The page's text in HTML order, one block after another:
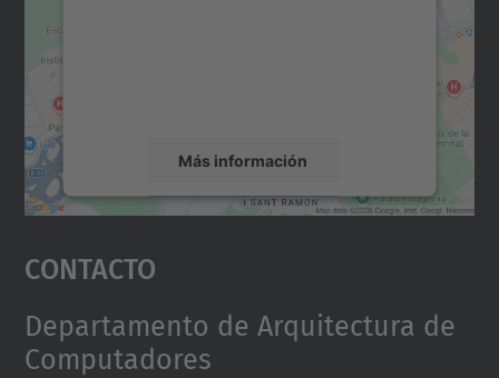
Más información
Aceptar
powered by
Contacto
Departamento de Arquitectura de
Computadores